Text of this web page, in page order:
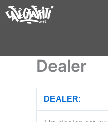
Aller
au
Dealer
DEALER: